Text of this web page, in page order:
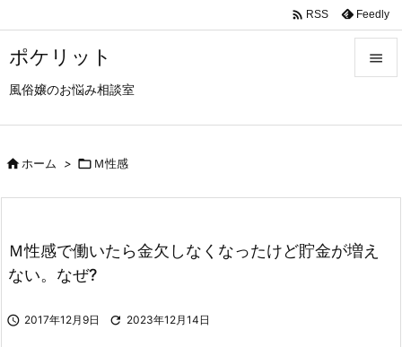
ポケリット
風俗嬢のお悩み相談室

次へ
 RSS Feedly
ホーム >  Ｍ性感
Ｍ性感で働いたら金欠しなくなったけど貯金が増え
ない。なぜ?
 2017年12月9日  2023年12月14日